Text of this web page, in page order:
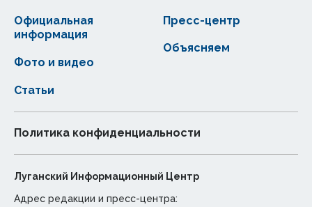
Статьи
Официальная
информация
Фото и видео
Пресс-центр
Объясняем
Политика конфиденциальности
Луганский Информационный Центр
Адрес редакции и пресс-центра: